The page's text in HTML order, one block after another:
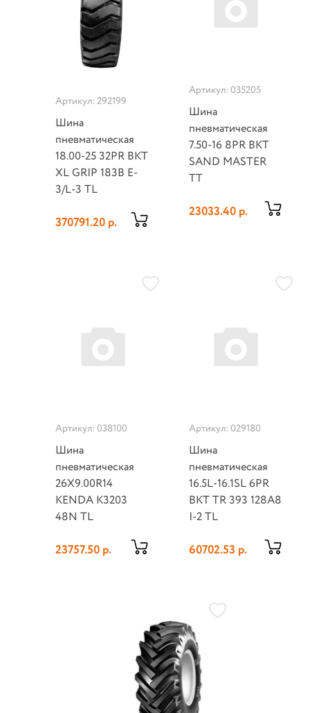
Артикул: 292199
Шина
пневматическая
18.00-25 32PR BKT
XL GRIP 183B E-
3/L-3 TL
370791.20 р.
Артикул: 035205
Шина
пневматическая
7.50-16 8PR BKT
SAND MASTER
TT
23033.40 р.
Артикул: 038100
Шина
пневматическая
26X9.00R14
KENDA K3203
48N TL
23757.50 р.
Артикул: 029180
Шина
пневматическая
16.5L-16.1SL 6PR
BKT TR 393 128A8
I-2 TL
60702.53 р.